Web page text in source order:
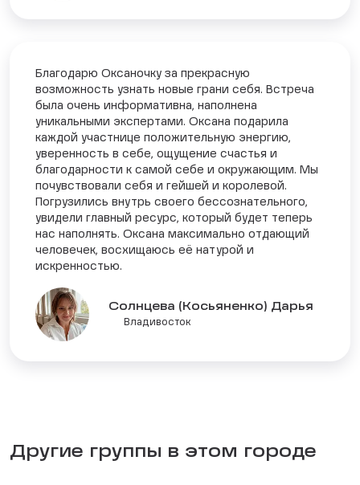
Благодарю Оксаночку за прекрасную
возможность узнать новые грани себя. Встреча
была очень информативна, наполнена
уникальными экспертами. Оксана подарила
каждой участнице положительную энергию,
уверенность в себе, ощущение счастья и
благодарности к самой себе и окружающим. Мы
почувствовали себя и гейшей и королевой.
Погрузились внутрь своего бессознательного,
увидели главный ресурс, который будет теперь
нас наполнять. Оксана максимально отдающий
человечек, восхищаюсь её натурой и
искренностью.
Солнцева (Косьяненко) Дарья
Владивосток
Другие группы в этом городе